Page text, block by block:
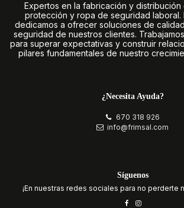
¿Necesita Ayuda?
670 318 926
info@frimsal.com
Síguenos
¡En nuestras redes sociales para no perderte
Expertos en la fabricación y
protección y ropa de seguridad laboral.
dedicamos a ofrecer soluciones de
seguridad de nuestros clientes.
para superar expectativas y construir
pilares fundamentales de nuestro